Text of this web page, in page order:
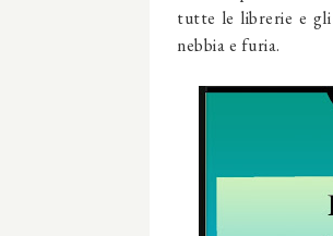
tutte le librerie e gli
nebbia e furia.